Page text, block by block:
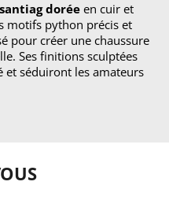
santiag dorée en cuir et
motifs python précis et
pour créer une chaussure
Ses finitions sculptées
et séduiront les amateurs